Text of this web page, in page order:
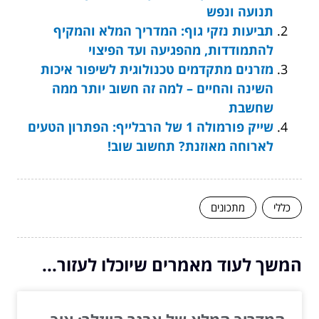
תנועה ונפש
תביעות נזקי גוף: המדריך המלא והמקיף
להתמודדות, מהפגיעה ועד הפיצוי
מזרנים מתקדמים טכנולוגית לשיפור איכות
השינה והחיים – למה זה חשוב יותר ממה
שחשבת
שייק פורמולה 1 של הרבלייף: הפתרון הטעים
לארוחה מאוזנת? תחשוב שוב!
כללי מתכונים
המשך לעוד מאמרים שיוכלו לעזור...